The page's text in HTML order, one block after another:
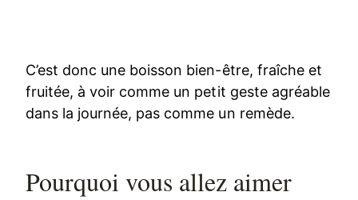
C’est donc une boisson bien-être, fraîche et
fruitée, à voir comme un petit geste agréable
dans la journée, pas comme un remède.
Pourquoi vous allez aimer